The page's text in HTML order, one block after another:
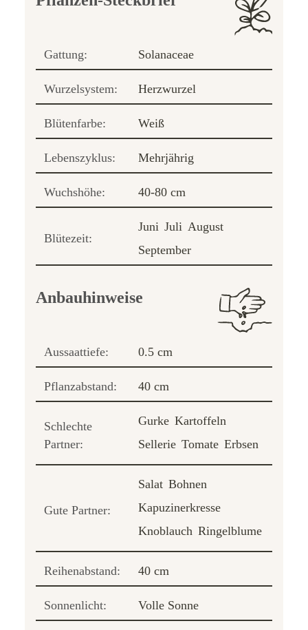
Gattung: Solanaceae
Wurzelsystem: Herzwurzel
Blütenfarbe: Weiß
Lebenszyklus: Mehrjährig
Wuchshöhe: 40-80 cm
Blütezeit:
Juni Juli August
September
Anbauhinweise
Aussaattiefe: 0.5 cm
Pflanzabstand: 40 cm
Schlechte
Partner:
Gurke Kartoffeln
Sellerie Tomate Erbsen
Gute Partner:
Salat Bohnen
Kapuzinerkresse
Knoblauch Ringelblume
Reihenabstand: 40 cm
Sonnenlicht: Volle Sonne